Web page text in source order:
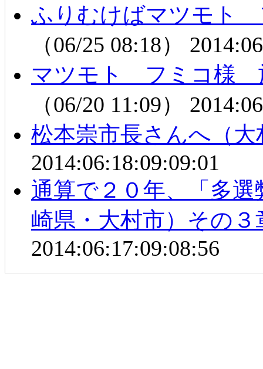
ふりむけばマツモト
（06/25 08:18）
マツモト フミコ様
（06/20 11:09）
松本崇市長さんへ（大
2014:06:18:09:09:01
通算で２０年、「多
崎県・大村市）その３
2014:06:17:09:08:56